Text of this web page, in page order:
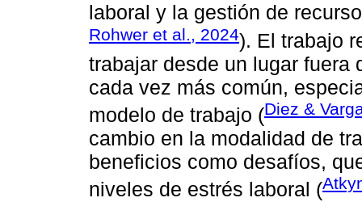
laboral y la gestión de
Rohwer et al., 2024). El trabajo
trabajar desde un lugar fuera
cada vez más común,
modelo de trabajo (Diez &
cambio en la modalidad de
beneficios como desafíos,
niveles de estrés laboral (